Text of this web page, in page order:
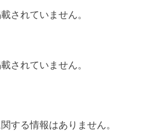
されていません。
されていません。
する情報はありません。